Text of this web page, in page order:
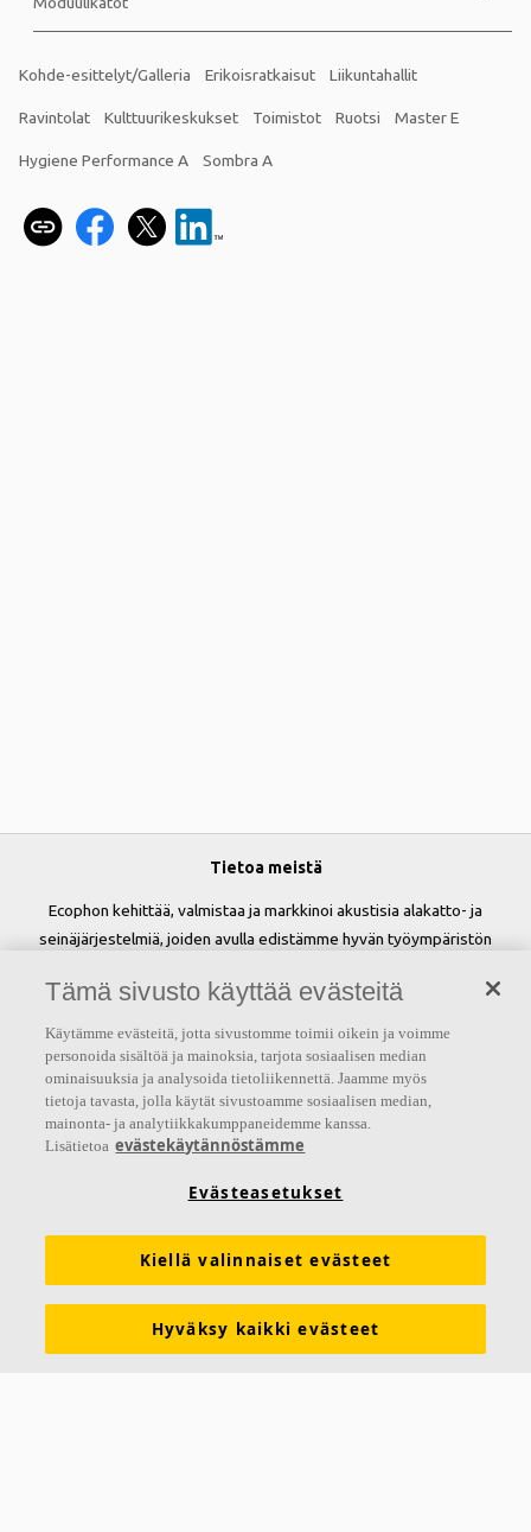
Kohde-esittelyt/Galleria Erikoisratkaisut Liikuntahallit
Ravintolat Kulttuurikeskukset Toimistot Ruotsi Master E
Hygiene Performance A Sombra A
Tietoa meistä
Ecophon kehittää, valmistaa ja markkinoi akustisia alakatto- ja
seinäjärjestelmiä, joiden avulla edistämme hyvän työympäristön
Lupauksemme 'A sound effect on people' on perusta kaikelle
tekemisellemme.
Seuraa meitä
Linkit
Akustiikkaratkaisut Tuotemääritykset
Esitteet Hinnastot Työkalut ja palvelut
Tämä sivusto käyttää evästeitä
Käytämme evästeitä, jotta sivustomme toimii oikein ja voimme
personoida sisältöä ja mainoksia, tarjota sosiaalisen median
ominaisuuksia ja analysoida tietoliikennettä. Jaamme myös
tietoja tavasta, jolla käytät sivustoamme sosiaalisen median,
mainonta- ja analytiikkakumppaneidemme kanssa.
Lisätietoa evästekäytännöstämme
Evästeasetukset
Kiellä valinnaiset evästeet
Hyväksy kaikki evästeet